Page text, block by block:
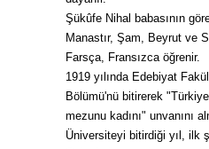
Şükûfe Nihal babasının
Manastır, Şam, Beyrut ve
Farsça, Fransızca öğrenir.
1919 yılında Edebiyat
Bölümü'nü bitirerek
mezunu kadını" unvanını
Üniversiteyi bitirdiği yıl, ilk